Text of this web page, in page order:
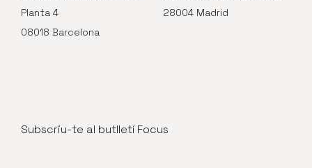
Planta 4
08018 Barcelona
28004 Madrid
Subscriu-te al butlletí Focus